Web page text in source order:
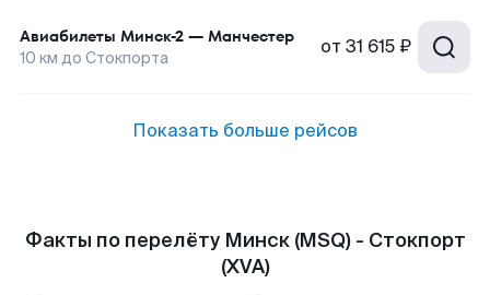
Авиабилеты Минск-2 — Манчестер
10 км до Стокпорта от 31 615 ₽
Показать больше рейсов
Факты по перелёту Минск (MSQ) - Стокпорт
(XVA)